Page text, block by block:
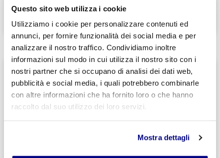
Questo sito web utilizza i cookie
Utilizziamo i cookie per personalizzare contenuti ed
annunci, per fornire funzionalità dei social media e per
analizzare il nostro traffico. Condividiamo inoltre
informazioni sul modo in cui utilizza il nostro sito con i
nostri partner che si occupano di analisi dei dati web,
pubblicità e social media, i quali potrebbero combinarle
con altre informazioni che ha fornito loro o che hanno
raccolto dal suo utilizzo dei loro servizi.
Mostra dettagli
Vai all'offerta
EVENT MARKETING
01/10/2025
Settore:
MARKETING